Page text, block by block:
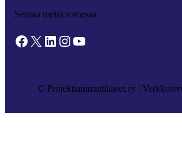
Seuraa meitä somessa
Facebook X LinkedIn Instagram YouTube
© Projektiammattilaiset ry |